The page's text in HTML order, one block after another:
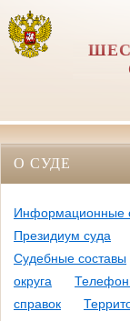
О СУДЕ
Информационные
Президиум суда
Судебные составы
округа
справок